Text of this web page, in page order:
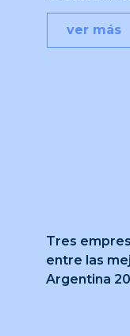
Tres
entre las
Argentina
ver más